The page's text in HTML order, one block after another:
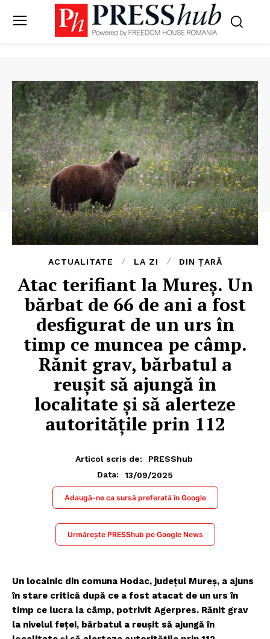
ACTUALITATE LA ZI DIN ȚARĂ
Atac terifiant la Mureș. Un
bărbat de 66 de ani a fost
desfigurat de un urs în
timp ce muncea pe câmp.
Rănit grav, bărbatul a
reușit să ajungă în
localitate și să alerteze
autoritățile prin 112
Articol scris de:
PRESShub
Data:
13/09/2025
Adaugă-ne ca sursă preferată în Google
Urmărește PRESShub pe Google News
Un localnic din comuna Hodac, județul Mureș, a ajuns
în stare critică după ce a fost atacat de un urs în
timp ce lucra la câmp, potrivit Agerpres. Rănit grav
la nivelul feței, bărbatul a reușit să ajungă în